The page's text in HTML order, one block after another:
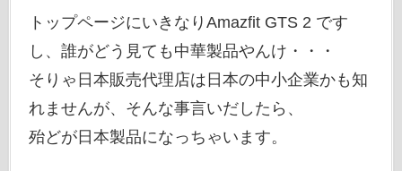
トップページにいきなりAmazfit GTS 2 です
し、誰がどう見ても中華製品やんけ・・・
そりゃ日本販売代理店は日本の中小企業かも知
れませんが、そんな事言いだしたら、
殆どが日本製品になっちゃいます。